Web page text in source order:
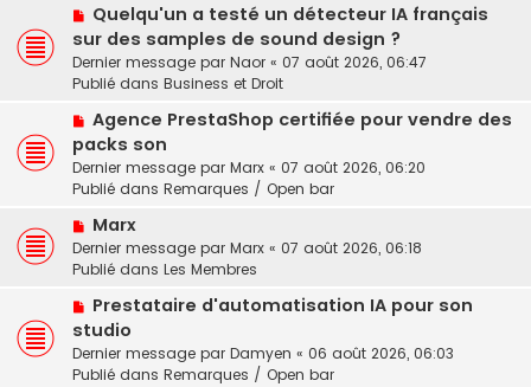
N
o
u
v
a
u
m
e
s
a
g
Quelqu'un a testé un détecteur IA français
sur des samples de sound design ?
Dernier message par Naor « 07 août 2026, 06:47
Publié dans Business et Droit
N
o
u
v
a
u
m
s
s
a
g
Agence PrestaShop certifiée pour vendre des
packs son
Dernier message par Marx « 07 août 2026, 06:20
Publié dans Remarques / Open bar
N
o
u
e
a
u
m
Marx
Dernier message par Marx « 07 août 2026, 06:18
Publié dans Les Membres
N
o
u
v
Prestataire d'automatisation IA pour son
studio
Dernier message par Damyen « 06 août 2026, 06:03
Publié dans Remarques / Open bar